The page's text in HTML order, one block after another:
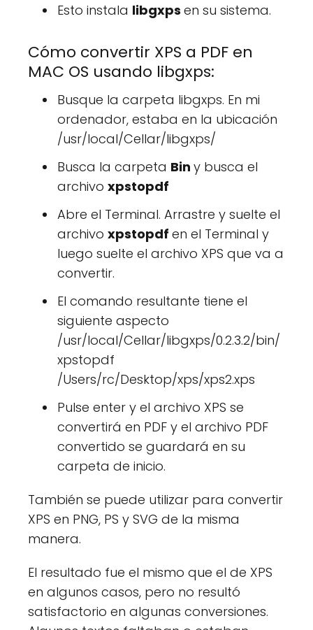
Esto instala libgxps en su sistema.
Cómo convertir XPS a PDF en
MAC OS usando libgxps:
Busque la carpeta libgxps. En mi
ordenador, estaba en la ubicación
/usr/local/Cellar/libgxps/
Busca la carpeta Bin y busca el
archivo xpstopdf
Abre el Terminal. Arrastre y suelte el
archivo xpstopdf en el Terminal y
luego suelte el archivo XPS que va a
convertir.
El comando resultante tiene el
siguiente aspecto
/usr/local/Cellar/libgxps/0.2.3.2/bin/
xpstopdf
/Users/rc/Desktop/xps/xps2.xps
Pulse enter y el archivo XPS se
convertirá en PDF y el archivo PDF
convertido se guardará en su
carpeta de inicio.
También se puede utilizar para convertir
XPS en PNG, PS y SVG de la misma
manera.
El resultado fue el mismo que el de XPS
en algunos casos, pero no resultó
satisfactorio en algunas conversiones.